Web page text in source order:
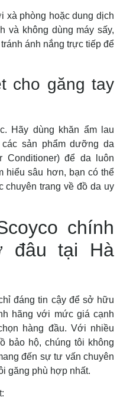
xà phòng hoặc dung dịch
và không dùng máy sấy,
ánh nắng trực tiếp để
cho găng tay
Hãy dùng khăn ẩm lau
sản phẩm dưỡng da
Conditioner) để da luôn
hiểu sâu hơn, bạn có thể
chuyên trang về đồ da uy
chính
đâu tại Hà
đáng tin cậy để sở hữu
hãng với mức giá cạnh
hàng đầu. Với nhiều
bảo hộ, chúng tôi không
đến sự tư vấn chuyên
găng phù hợp nhất.